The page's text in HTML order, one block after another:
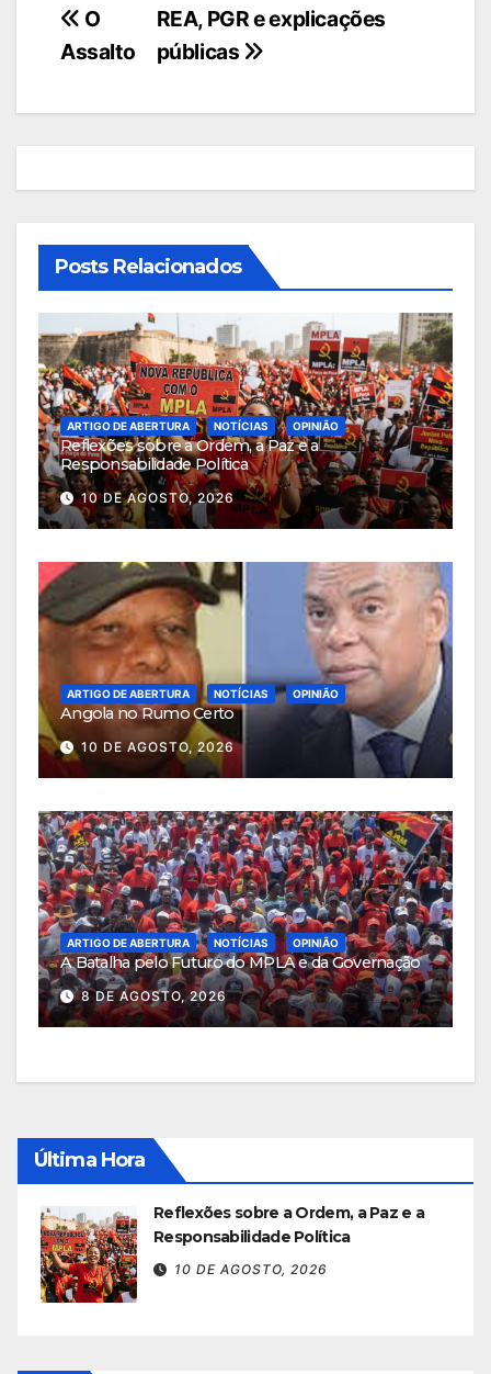
Navegação
de
artigos
REA, PGR e explicações
públicas
O
Assalto
Posts Relacionados
ARTIGO DE ABERTURA NOTÍCIAS OPINIÃO
Reflexões sobre a Ordem, a Paz e a
Responsabilidade Política
10 DE AGOSTO, 2026
ARTIGO DE ABERTURA NOTÍCIAS OPINIÃO
Angola no Rumo Certo
10 DE AGOSTO, 2026
ARTIGO DE ABERTURA NOTÍCIAS OPINIÃO
A Batalha pelo Futuro do MPLA e da Governação
8 DE AGOSTO, 2026
Última Hora
Reflexões sobre a Ordem, a Paz e a
Responsabilidade Política
10 DE AGOSTO, 2026